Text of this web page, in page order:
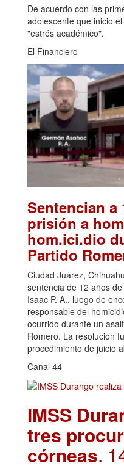
De acuerdo con las
adolescente que inicio
"estrés académico".
El Financiero
Sentencian a
prisión a
hom.ici.dio
Partido
Ciudad Juárez,
sentencia de 12 años
Isaac P. A., luego de
responsable del
ocurrido durante un
Romero. La resolución
procedimiento de juicio
Canal 44
IMSS
tres
córneas.